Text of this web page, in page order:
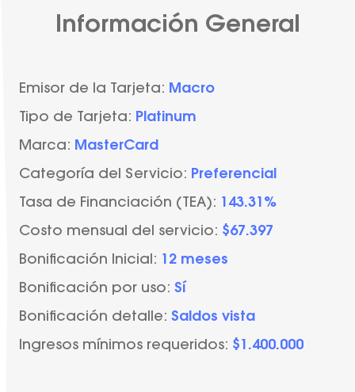
Información General
Emisor de la Tarjeta: Macro
Tipo de Tarjeta: Platinum
Marca: MasterCard
Categoría del Servicio: Preferencial
Tasa de Financiación (TEA): 143.31%
Costo mensual del servicio: $67.397
Bonificación Inicial: 12 meses
Bonificación por uso: Sí
Bonificación detalle: Saldos vista
Ingresos mínimos requeridos: $1.400.000